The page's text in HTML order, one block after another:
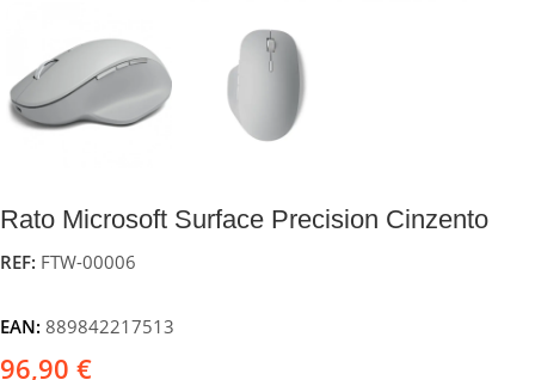
Rato Microsoft Surface Precision Cinzento
REF: FTW-00006
EAN: 889842217513
96,90 €